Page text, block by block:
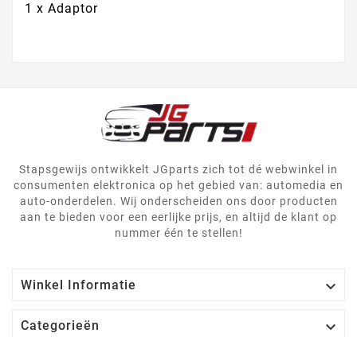
1 x Adaptor
Stapsgewijs ontwikkelt JGparts zich tot dé webwinkel in
consumenten elektronica op het gebied van: automedia en
auto-onderdelen. Wij onderscheiden ons door producten
aan te bieden voor een eerlijke prijs, en altijd de klant op
nummer één te stellen!
Winkel Informatie 
Categorieën 